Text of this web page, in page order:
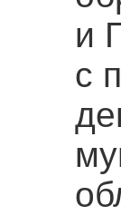
и
с